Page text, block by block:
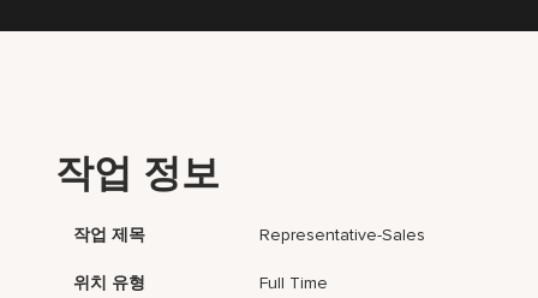
작업 정보
작업 제목 Representative-Sales
위치 유형 Full Time